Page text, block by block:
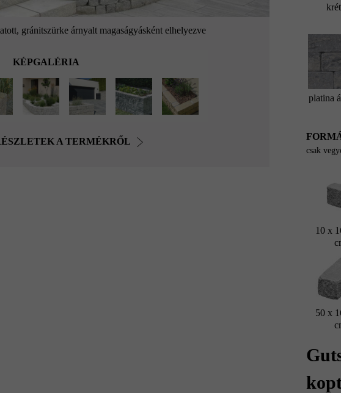
gránitszürke árnyalt magaságyásként elhelyezve
KÉPGALÉRIA
A TERMÉKRŐL
platina
csak
10 x
50 x